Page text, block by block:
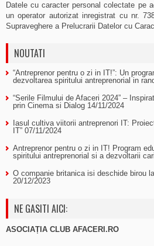
Datele cu caracter personal colectate pe
un operator autorizat inregistrat cu nr.
Supraveghere a Prelucrarii Datelor cu
NOUTATI
“Antreprenor pentru o zi in IT!”: Un
dezvoltarea spiritului antreprenorial in
“Serile Filmului de Afaceri 2024” –
prin Cinema si Dialog 14/11/2024
Iasul cultiva viitorii antreprenori IT:
IT” 07/11/2024
Antreprenor pentru o zi in IT! Program
spiritului antreprenorial si a dezvoltarii
O companie britanica isi deschide birou
20/12/2023
NE GASITI AICI:
ASOCIAȚIA CLUB AFACERI.RO